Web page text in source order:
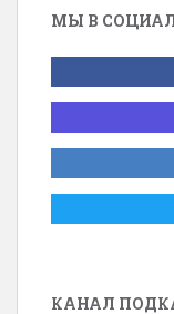
МЫ В
КАНАЛ